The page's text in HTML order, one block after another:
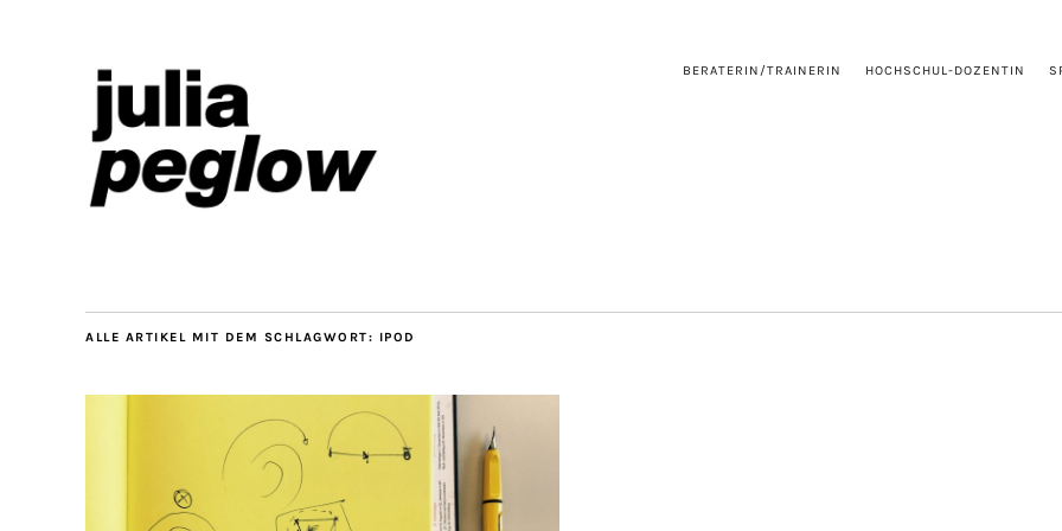
BERATERIN/TRAINERIN HOCHSCHUL-DOZENTIN
ALLE ARTIKEL MIT DEM SCHLAGWORT: IPOD